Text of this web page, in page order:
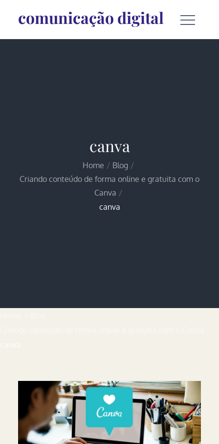
comunicação digital
canva
Home
Blog
Criando conteúdo de forma online e gratuita com o
Canva
canva